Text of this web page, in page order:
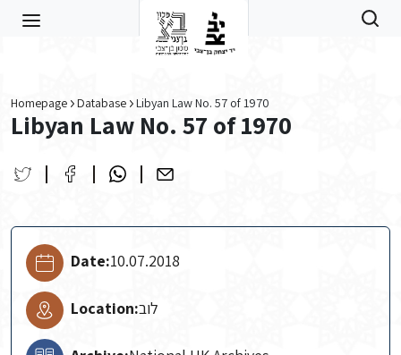
Homepage Database Libyan Law No. 57 of 1970
Libyan Law No. 57 of 1970
Date:10.07.2018
Location:לוב